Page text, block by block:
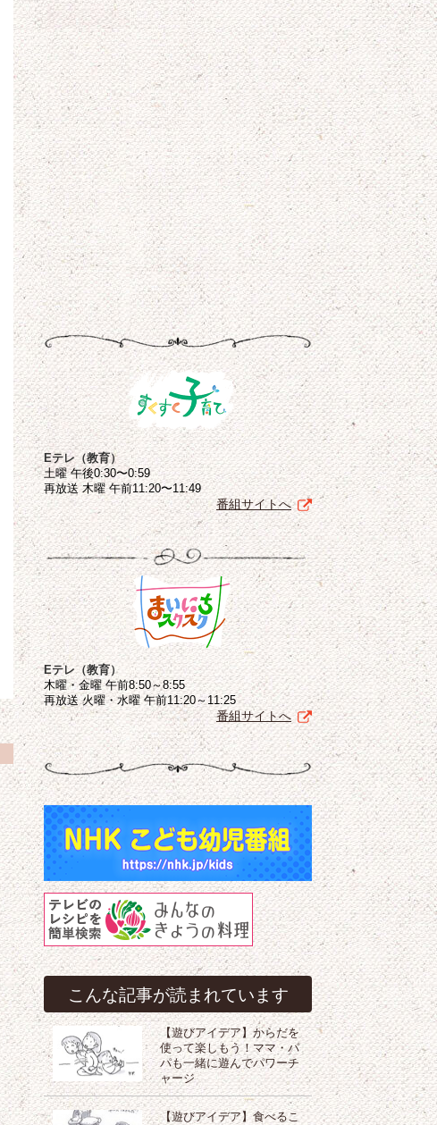
Eテレ（教育）
土曜 午後0:30〜0:59
再放送 木曜 午前11:20〜11:49
番組サイトへ
Eテレ（教育）
木曜・金曜 午前8:50～8:55
再放送 火曜・水曜 午前11:20～11:25
番組サイトへ
こんな記事が読まれています
【遊びアイデア】からだを
使って楽しもう！ママ・パ
パも一緒に遊んでパワーチ
ャージ
【遊びアイデア】食べるこ